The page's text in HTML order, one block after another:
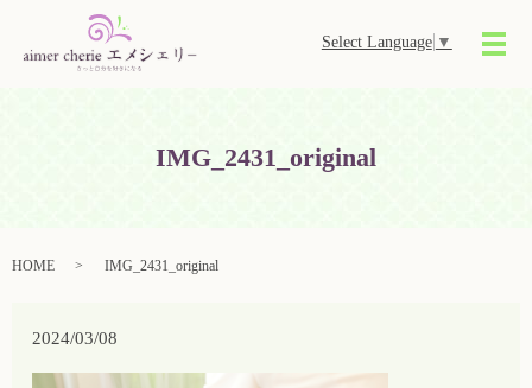
Select Language ▼
メ
IMG_2431_original
HOME IMG_2431_original
2024/03/08